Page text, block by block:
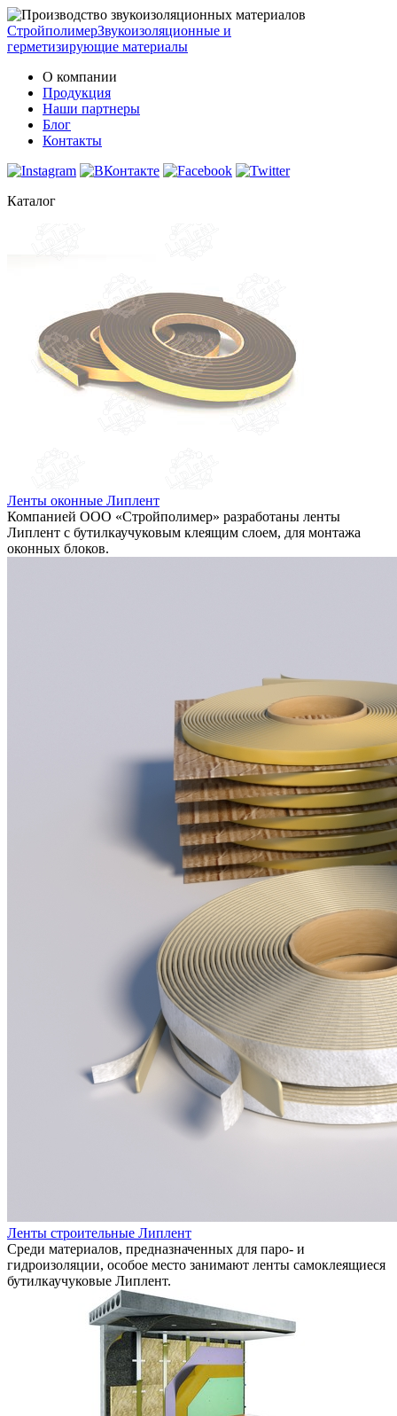
СтройполимерЗвукоизоляционные и
герметизирующие материалы
О компании
Продукция
Наши партнеры
Блог
Контакты
Каталог
Ленты оконные Липлент
Компанией ООО «Стройполимер» разработаны ленты
Липлент с бутилкаучуковым клеящим слоем, для монтажа
оконных блоков.
Ленты строительные Липлент
Среди материалов, предназначенных для паро- и
гидроизоляции, особое место занимают ленты самоклеящиеся
бутилкаучуковые Липлент.